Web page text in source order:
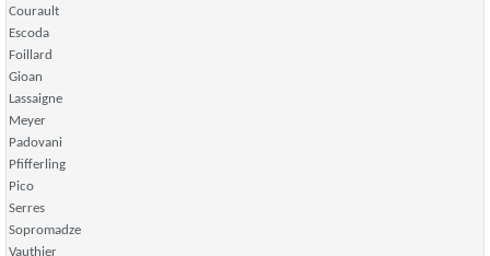
Courault
Escoda
Foillard
Gioan
Lassaigne
Meyer
Padovani
Pfifferling
Pico
Serres
Sopromadze
Vauthier